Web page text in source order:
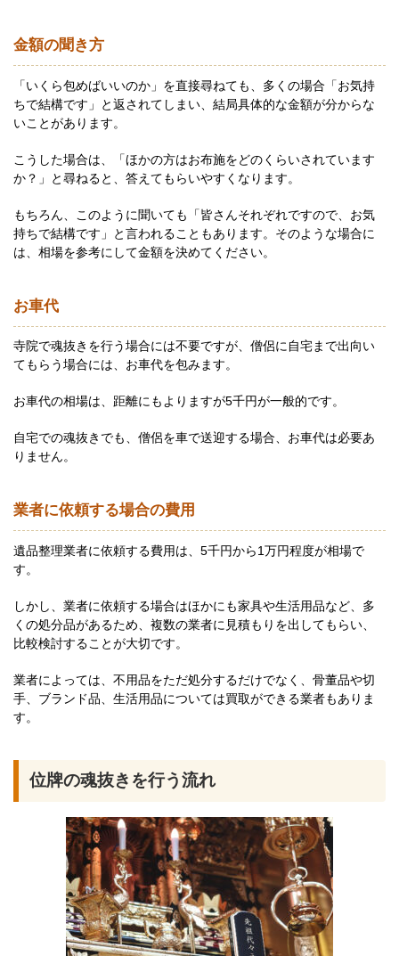
金額の聞き方
「いくら包めばいいのか」を直接尋ねても、多くの場合「お気持
ちで結構です」と返されてしまい、結局具体的な金額が分からな
いことがあります。
こうした場合は、「ほかの方はお布施をどのくらいされています
か？」と尋ねると、答えてもらいやすくなります。
もちろん、このように聞いても「皆さんそれぞれですので、お気
持ちで結構です」と言われることもあります。そのような場合に
は、相場を参考にして金額を決めてください。
お車代
寺院で魂抜きを行う場合には不要ですが、僧侶に自宅まで出向い
てもらう場合には、お車代を包みます。
お車代の相場は、距離にもよりますが5千円が一般的です。
自宅での魂抜きでも、僧侶を車で送迎する場合、お車代は必要あ
りません。
業者に依頼する場合の費用
遺品整理業者に依頼する費用は、5千円から1万円程度が相場で
す。
しかし、業者に依頼する場合はほかにも家具や生活用品など、多
くの処分品があるため、複数の業者に見積もりを出してもらい、
比較検討することが大切です。
業者によっては、不用品をただ処分するだけでなく、骨董品や切
手、ブランド品、生活用品については買取ができる業者もありま
す。
位牌の魂抜きを行う流れ